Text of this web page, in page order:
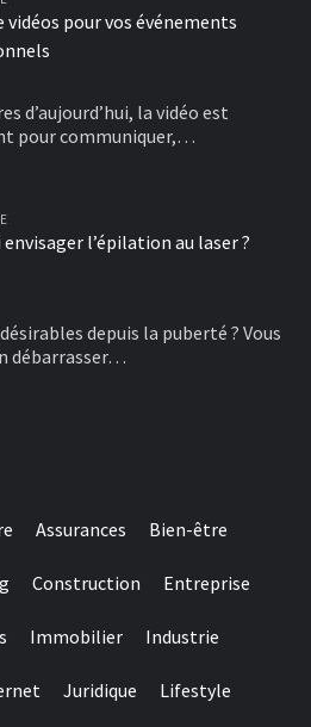
vidéos pour vos événements
d’aujourd’hui, la vidéo est
pour communiquer,…
l’épilation au laser ?
depuis la puberté ? Vous
débarrasser…
Assurances Bien-être
Construction Entreprise
Immobilier Industrie
Juridique Lifestyle